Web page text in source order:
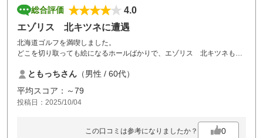
総合評価
4.0
エゾリス 北キツネに遭遇
北海道ゴルフを満喫しました。
どこを切り取っても絵になるホールばかりで、エゾリス 北キツネも登
クラブハウスも豪華で川奈を彷彿としますが、過剰に多い？スタッフが
殆ど外国人で、これも時代の流れなのでしょう。
辛口の妻も、数少ない再訪ありのコースらしい笑笑
ともっちさん （男性 / 60代）
平均スコア：～79
投稿日：2025/10/04
この口コミは参考になりましたか？ 0